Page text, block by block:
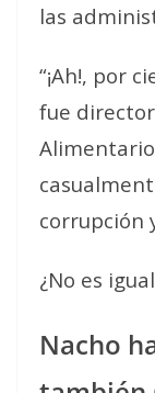
las
“¡Ah!, por
fue
corrupción
¿No es
Nacho